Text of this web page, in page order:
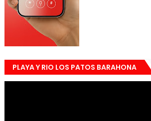
PLAYA Y RIO LOS PATOS BARAHONA